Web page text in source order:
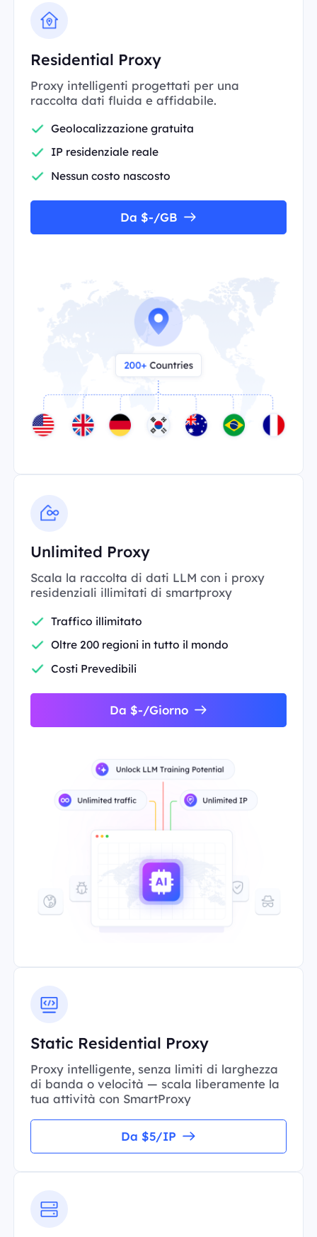
Residential Proxy
Proxy intelligenti progettati per una
raccolta dati fluida e affidabile.
Geolocalizzazione gratuita
IP residenziale reale
Nessun costo nascosto
Da $-/GB
Unlimited Proxy
Scala la raccolta di dati LLM con i proxy
residenziali illimitati di smartproxy
Traffico illimitato
Oltre 200 regioni in tutto il mondo
Costi Prevedibili
Da $-/Giorno
Static Residential Proxy
Proxy intelligente, senza limiti di larghezza
di banda o velocità — scala liberamente la
tua attività con SmartProxy
Da $5/IP